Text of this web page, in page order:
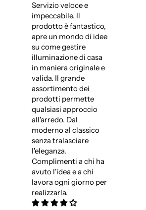
Servizio veloce e
impeccabile. Il
prodotto è fantastico,
apre un mondo di idee
su come gestire
illuminazione di casa
in maniera originale e
valida. Il grande
assortimento dei
prodotti permette
qualsiasi approccio
all'arredo. Dal
moderno al classico
senza tralasciare
l'eleganza.
Complimenti a chi ha
avuto l'idea e a chi
lavora ogni giorno per
realizzarla.